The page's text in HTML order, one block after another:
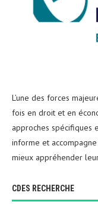
L’une des forces
fois en droit et en
approches spécifiques
informe et
mieux appréhender
CDES RECHERCHE